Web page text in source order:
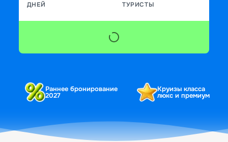
ДНЕЙ ТУРИСТЫ
Раннее бронирование
2027
Круизы класса
люкс и премиум